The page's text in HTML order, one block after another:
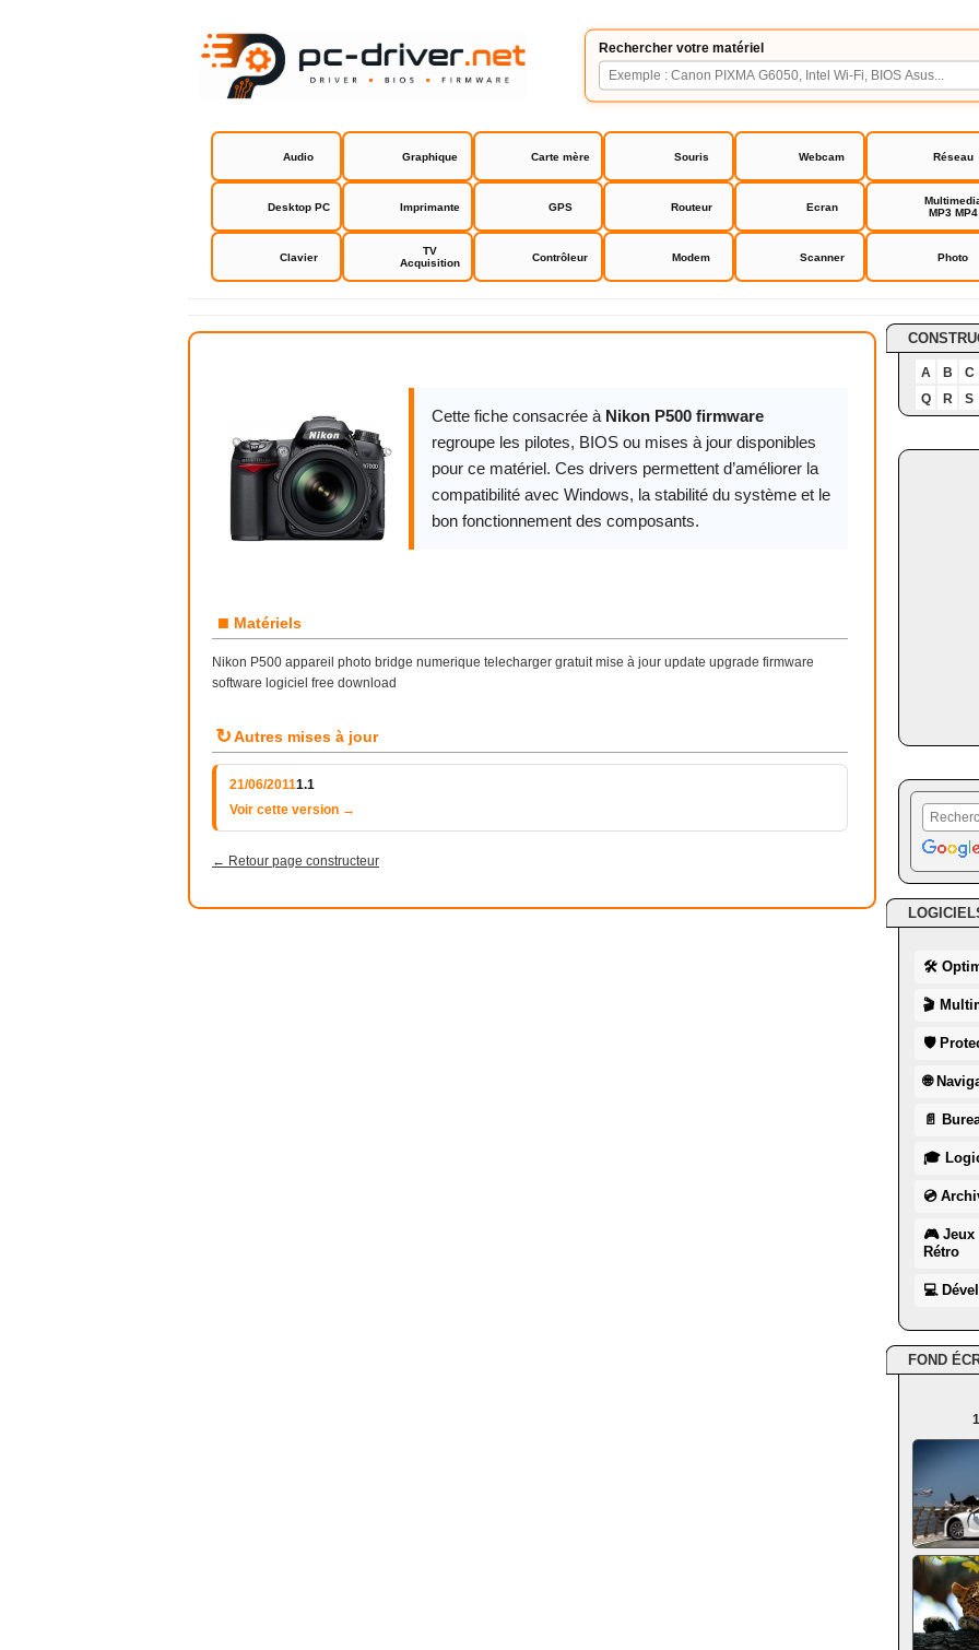
Rechercher votre matériel
Audio Graphique Carte mère Souris Webcam Réseau
Desktop PC Imprimante GPS Routeur Ecran
MP3 MP4
Clavier
TV
Acquisition
Contrôleur Modem Scanner Photo
Nikon P500 firmware
Cette fiche consacrée à Nikon P500 firmware
regroupe les pilotes, BIOS ou mises à jour disponibles
pour ce matériel. Ces drivers permettent d’améliorer la
compatibilité avec Windows, la stabilité du système et le
bon fonctionnement des composants.
■ Matériels
Nikon P500 appareil photo bridge numerique telecharger gratuit mise à jour update upgrade firmware
software logiciel free download
↻Autres mises à jour
21/06/20111.1
Voir cette version →
← Retour page constructeur
A B
C
Q
R S
🛠
🎬
🛡
🌐
📄
🎓
💿
🎮 Jeux
Rétro
💻
FOND